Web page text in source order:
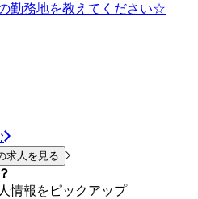
勤務地を教えてください☆
求人を見る
情報をピックアップ